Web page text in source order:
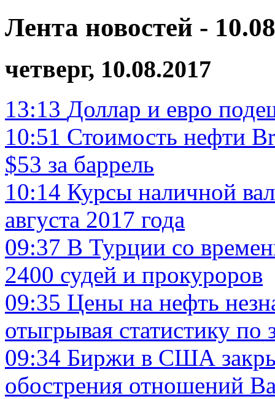
Лента новостей -
четверг, 10.08.2017
13:13 Доллар и евро
10:51 Стоимость нефти
$53 за баррель
10:14 Курсы наличной
августа 2017 года
09:37 В Турции со
2400 судей и прокуроров
09:35 Цены на нефть
отыгрывая статистику
09:34 Биржи в США
обострения отношений